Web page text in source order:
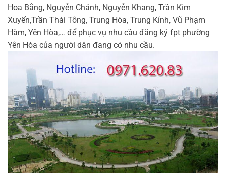
Hoa Bằng, Nguyễn Chánh, Nguyễn Khang, Trần Kim
Xuyến,Trần Thái Tông, Trung Hòa, Trung Kính, Vũ Phạm
Hàm, Yên Hòa,… để phục vụ nhu cầu đăng ký fpt phường
Yên Hòa của người dân đang có nhu cầu.